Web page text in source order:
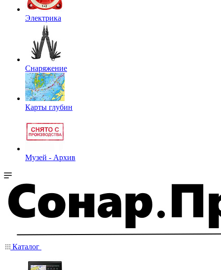
Электрика
Снаряжение
Карты глубин
Музей - Архив
Каталог